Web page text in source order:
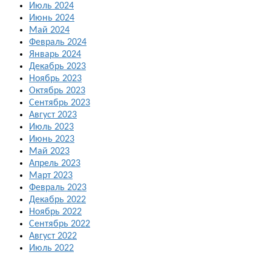
Июль 2024
Июнь 2024
Май 2024
Февраль 2024
Январь 2024
Декабрь 2023
Ноябрь 2023
Октябрь 2023
Сентябрь 2023
Август 2023
Июль 2023
Июнь 2023
Май 2023
Апрель 2023
Март 2023
Февраль 2023
Декабрь 2022
Ноябрь 2022
Сентябрь 2022
Август 2022
Июль 2022